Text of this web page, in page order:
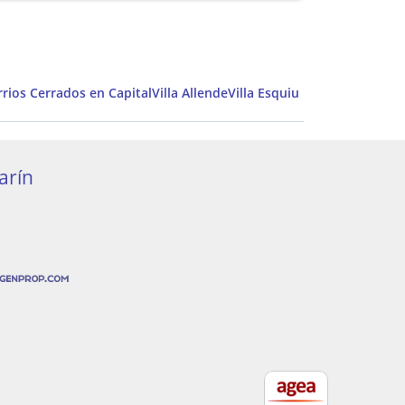
Cerrados en CapitalVilla AllendeVilla Esquiu